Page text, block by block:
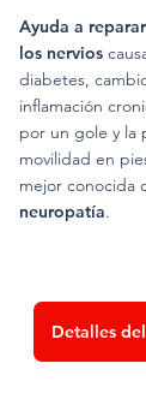
Ayuda a
los nervios
diabetes,
inflamación
por un gole y la
movilidad en
mejor conocida
neuropatía.
Detalles